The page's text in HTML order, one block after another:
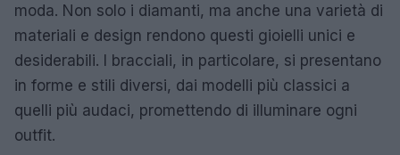
moda. Non solo i diamanti, ma anche una varietà di
materiali e design rendono questi gioielli unici e
desiderabili. I bracciali, in particolare, si presentano
in forme e stili diversi, dai modelli più classici a
quelli più audaci, promettendo di illuminare ogni
outfit.